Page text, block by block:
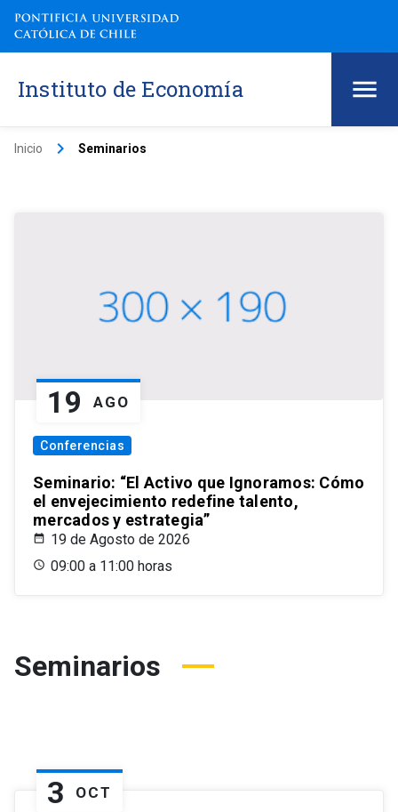
Instituto de Economía
Inicio keyboard_arrow_right Seminarios
19 AGO
Conferencias
Seminario: “El Activo que Ignoramos: Cómo
el envejecimiento redefine talento,
mercados y estrategia”
19 de Agosto de 2026
09:00 a 11:00 horas
Seminarios
3 OCT